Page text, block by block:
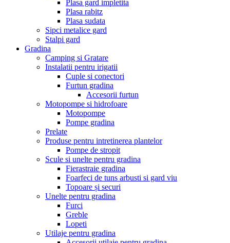
Plasa gard impletita
Plasa rabitz
Plasa sudata
Sipci metalice gard
Stalpi gard
Gradina
Camping si Gratare
Instalatii pentru irigatii
Cuple si conectori
Furtun gradina
Accesorii furtun
Motopompe si hidrofoare
Motopompe
Pompe gradina
Prelate
Produse pentru intretinerea plantelor
Pompe de stropit
Scule si unelte pentru gradina
Fierastraie gradina
Foarfeci de tuns arbusti si gard viu
Topoare și securi
Unelte pentru gradina
Furci
Greble
Lopeti
Utilaje pentru gradina